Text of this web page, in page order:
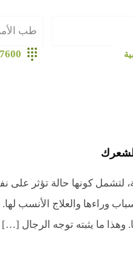
(962+)
طب
لشعرك
لتشمل كونها حالة تؤثر
[…]